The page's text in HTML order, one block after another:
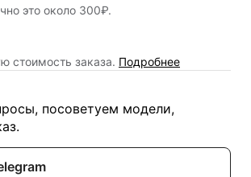
это около 300₽.
стоимость заказа. Подробнее
посоветуем модели,